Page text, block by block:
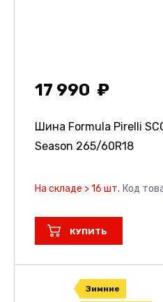
17 990
Шина Formula Pirelli
Season 265/60R18
На складе > 16 шт. Код
КУПИТЬ
Зимние